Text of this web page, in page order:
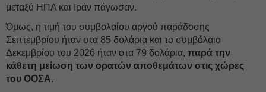
μεταξύ ΗΠΑ και Ιράν πάγωσαν.
Όμως, η τιμή του συμβολαίου αργού παράδοσης
Σεπτεμβρίου ήταν στα 85 δολάρια και το συμβόλαιο
Δεκεμβρίου του 2026 ήταν στα 79 δολάρια, παρά την
κάθετη μείωση των ορατών αποθεμάτων στις χώρες
του ΟΟΣΑ.